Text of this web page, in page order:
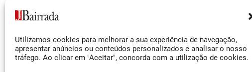
Utilizamos cookies para melhorar a sua experiência de navegação,
apresentar anúncios ou conteúdos personalizados e analisar o nosso
tráfego. Ao clicar em "Aceitar", concorda com a utilização de cookies.
Facebook
Instagram
O
Ficha